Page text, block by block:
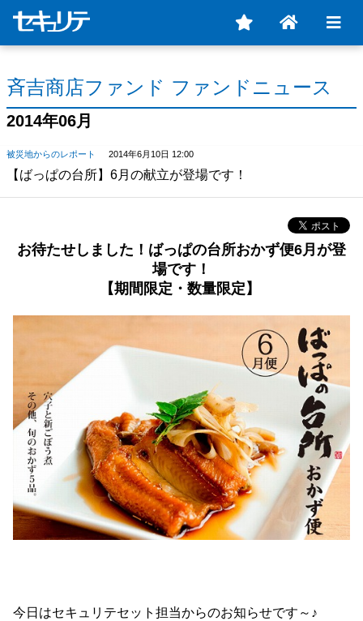
斉吉商店ファンド ファンドニュース
2014年06月
被災地からのレポート 2014年6月10日 12:00
【ばっぱの台所】6月の献立が登場です！
お待たせしました！ばっぱの台所おかず便6月が登
場です！
【期間限定・数量限定】
今日はセキュリテセット担当からのお知らせです～♪